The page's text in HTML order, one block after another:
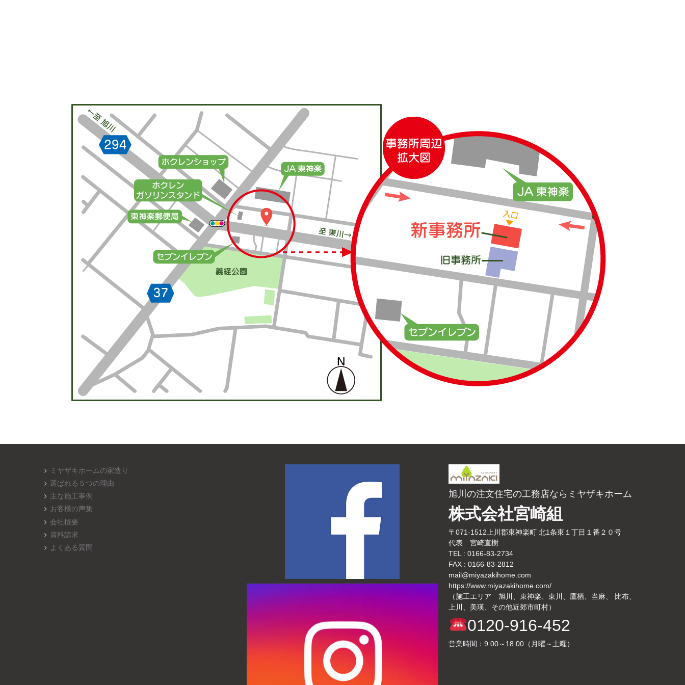
ミヤザキホームの家造り
選ばれる５つの理由
主な施工事例
お客様の声集
会社概要
資料請求
よくある質問
旭川の注文住宅の工務店ならミヤザキホーム
株式会社宮崎組
〒071-1512上川郡東神楽町 北1条東１丁目１番２０号
代表 宮崎直樹
TEL : 0166-83-2734
FAX : 0166-83-2812
mail@miyazakihome.com
https://www.miyazakihome.com/
（施工エリア 旭川、東神楽、東川、鷹栖、当麻、 比布、
上川、美瑛、その他近郊市町村）
0120-916-452
営業時間：9:00～18:00（月曜～土曜）